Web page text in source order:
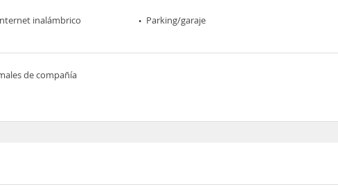
inalámbrico Parking/garaje
de compañía